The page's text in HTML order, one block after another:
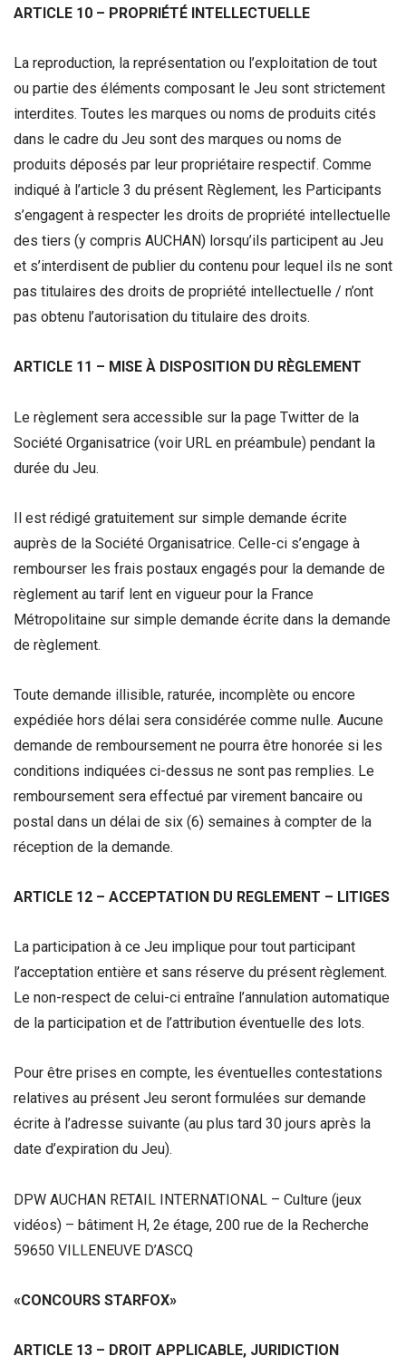
ARTICLE 10 – PROPRIÉTÉ INTELLECTUELLE
La reproduction, la représentation ou l’exploitation de tout
ou partie des éléments composant le Jeu sont strictement
interdites. Toutes les marques ou noms de produits cités
dans le cadre du Jeu sont des marques ou noms de
produits déposés par leur propriétaire respectif. Comme
indiqué à l’article 3 du présent Règlement, les Participants
s’engagent à respecter les droits de propriété intellectuelle
des tiers (y compris AUCHAN) lorsqu’ils participent au Jeu
et s’interdisent de publier du contenu pour lequel ils ne sont
pas titulaires des droits de propriété intellectuelle / n’ont
pas obtenu l’autorisation du titulaire des droits.
ARTICLE 11 – MISE À DISPOSITION DU RÈGLEMENT
Le règlement sera accessible sur la page Twitter de la
Société Organisatrice (voir URL en préambule) pendant la
durée du Jeu.
Il est rédigé gratuitement sur simple demande écrite
auprès de la Société Organisatrice. Celle-ci s’engage à
rembourser les frais postaux engagés pour la demande de
règlement au tarif lent en vigueur pour la France
Métropolitaine sur simple demande écrite dans la demande
de règlement.
Toute demande illisible, raturée, incomplète ou encore
expédiée hors délai sera considérée comme nulle. Aucune
demande de remboursement ne pourra être honorée si les
conditions indiquées ci-dessus ne sont pas remplies. Le
remboursement sera effectué par virement bancaire ou
postal dans un délai de six (6) semaines à compter de la
réception de la demande.
ARTICLE 12 – ACCEPTATION DU REGLEMENT – LITIGES
La participation à ce Jeu implique pour tout participant
l’acceptation entière et sans réserve du présent règlement.
Le non-respect de celui-ci entraîne l’annulation automatique
de la participation et de l’attribution éventuelle des lots.
Pour être prises en compte, les éventuelles contestations
relatives au présent Jeu seront formulées sur demande
écrite à l’adresse suivante (au plus tard 30 jours après la
date d’expiration du Jeu).
DPW AUCHAN RETAIL INTERNATIONAL – Culture (jeux
vidéos) – bâtiment H, 2e étage, 200 rue de la Recherche
59650 VILLENEUVE D’ASCQ
«CONCOURS STARFOX»
ARTICLE 13 – DROIT APPLICABLE, JURIDICTION